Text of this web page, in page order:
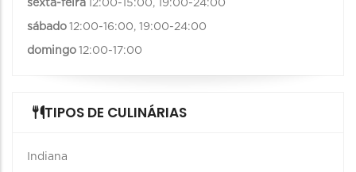
sexta-feira 12:00-15:00, 19:00-24:00
sábado 12:00-16:00, 19:00-24:00
domingo 12:00-17:00
TIPOS DE CULINÁRIAS
Indiana